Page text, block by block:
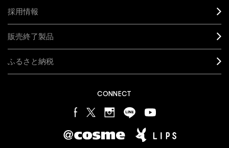
採用情報
販売終了製品
ふるさと納税
CONNECT